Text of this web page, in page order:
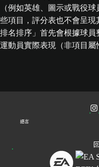
（例如英雄、圖示或戰役
些項目，評分表也不會呈
排名排序」首先會根據球
運動員實際表現（非項目屬
語言